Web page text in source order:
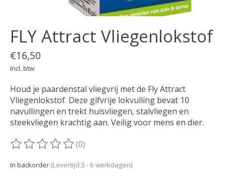
FLY Attract Vliegenlokstof
€16,50
Incl. btw
Houd je paardenstal vliegvrij met de Fly Attract
Vliegenlokstof. Deze gifvrije lokvulling bevat 10
navullingen en trekt huisvliegen, stalvliegen en
steekvliegen krachtig aan. Veilig voor mens en dier.
De beoordeling van dit product is
(0)
In backorder (Levertijd:3 - 6 werkdagen)